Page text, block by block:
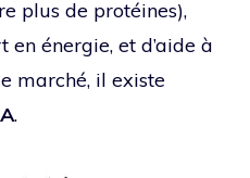
plus de protéines),
en énergie, et d’aide à
marché, il existe
.